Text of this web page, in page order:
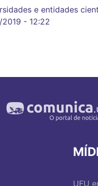
e entidades
- 12:22
UFU